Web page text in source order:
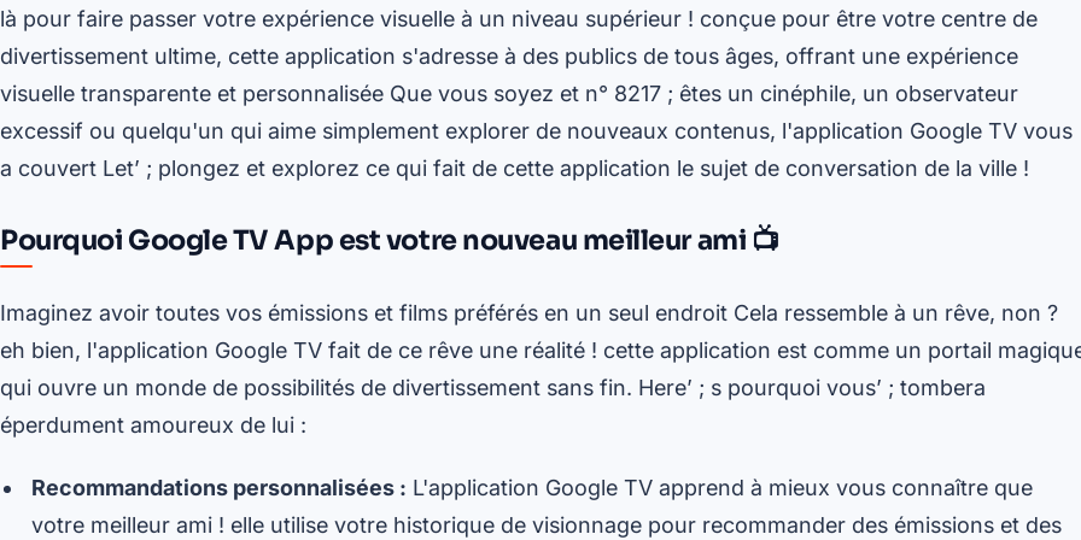
là pour faire passer votre expérience visuelle à un niveau supérieur ! conçue pour être votre centre de
divertissement ultime, cette application s'adresse à des publics de tous âges, offrant une expérience
visuelle transparente et personnalisée Que vous soyez et n° 8217 ; êtes un cinéphile, un observateur
excessif ou quelqu'un qui aime simplement explorer de nouveaux contenus, l'application Google TV vous
a couvert Let’ ; plongez et explorez ce qui fait de cette application le sujet de conversation de la ville !
Pourquoi Google TV App est votre nouveau meilleur ami 📺
Imaginez avoir toutes vos émissions et films préférés en un seul endroit Cela ressemble à un rêve, non ?
eh bien, l'application Google TV fait de ce rêve une réalité ! cette application est comme un portail
qui ouvre un monde de possibilités de divertissement sans fin. Here’ ; s pourquoi vous’ ; tombera
éperdument amoureux de lui :
Recommandations personnalisées : L'application Google TV apprend à mieux vous connaître que
votre meilleur ami ! elle utilise votre historique de visionnage pour recommander des émissions et des